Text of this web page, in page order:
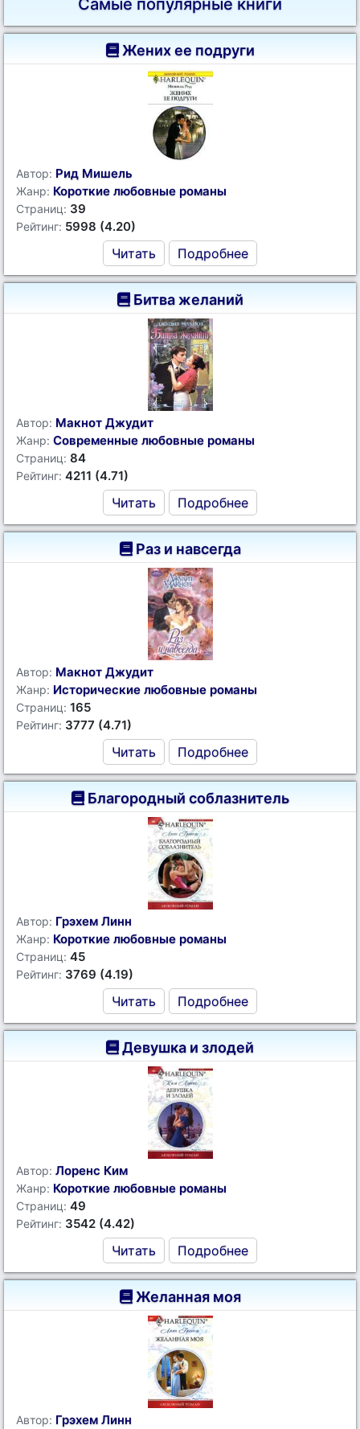
Самые популярные книги
Жених ее подруги
Автор: Рид Мишель
Жанр: Короткие любовные романы
Страниц: 39
Рейтинг: 5998 (4.20)
Читать Подробнее
Битва желаний
Автор: Макнот Джудит
Жанр: Современные любовные романы
Страниц: 84
Рейтинг: 4211 (4.71)
Читать Подробнее
Раз и навсегда
Автор: Макнот Джудит
Жанр: Исторические любовные романы
Страниц: 165
Рейтинг: 3777 (4.71)
Читать Подробнее
Благородный соблазнитель
Автор: Грэхем Линн
Жанр: Короткие любовные романы
Страниц: 45
Рейтинг: 3769 (4.19)
Читать Подробнее
Девушка и злодей
Автор: Лоренс Ким
Жанр: Короткие любовные романы
Страниц: 49
Рейтинг: 3542 (4.42)
Читать Подробнее
Желанная моя
Автор: Грэхем Линн